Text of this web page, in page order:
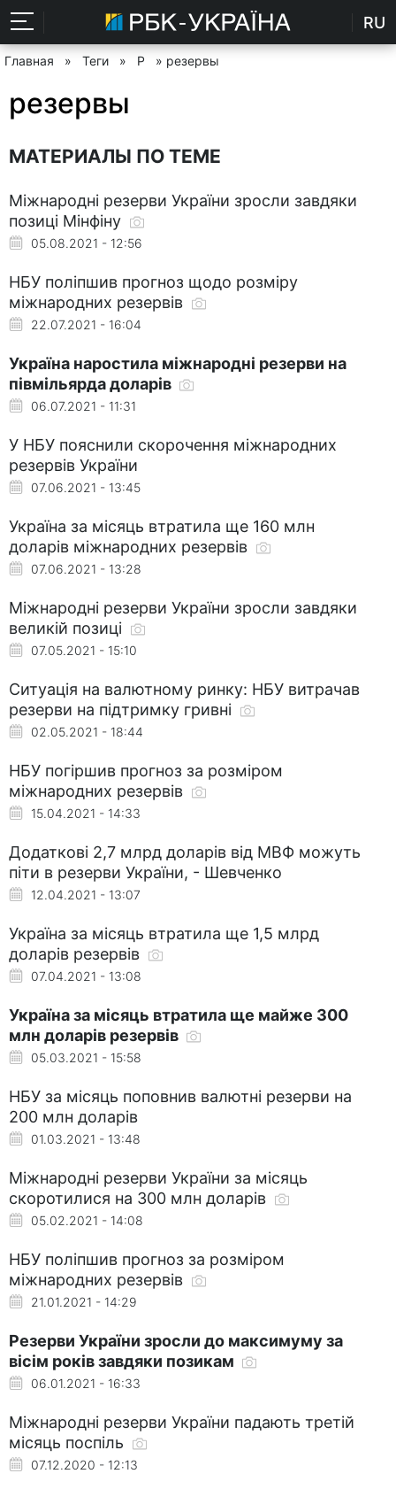
RU
Главная » Теги » Р » резервы
резервы
МАТЕРИАЛЫ ПО ТЕМЕ
Міжнародні резерви України зросли завдяки
позиці Мінфіну
05.08.2021 - 12:56
НБУ поліпшив прогноз щодо розміру
міжнародних резервів
22.07.2021 - 16:04
Україна наростила міжнародні резерви на
півмільярда доларів
06.07.2021 - 11:31
У НБУ пояснили скорочення міжнародних
резервів України
07.06.2021 - 13:45
Україна за місяць втратила ще 160 млн
доларів міжнародних резервів
07.06.2021 - 13:28
Міжнародні резерви України зросли завдяки
великій позиці
07.05.2021 - 15:10
Ситуація на валютному ринку: НБУ витрачав
резерви на підтримку гривні
02.05.2021 - 18:44
НБУ погіршив прогноз за розміром
міжнародних резервів
15.04.2021 - 14:33
Додаткові 2,7 млрд доларів від МВФ можуть
піти в резерви України, - Шевченко
12.04.2021 - 13:07
Україна за місяць втратила ще 1,5 млрд
доларів резервів
07.04.2021 - 13:08
Україна за місяць втратила ще майже 300
млн доларів резервів
05.03.2021 - 15:58
НБУ за місяць поповнив валютні резерви на
200 млн доларів
01.03.2021 - 13:48
Міжнародні резерви України за місяць
скоротилися на 300 млн доларів
05.02.2021 - 14:08
НБУ поліпшив прогноз за розміром
міжнародних резервів
21.01.2021 - 14:29
Резерви України зросли до максимуму за
вісім років завдяки позикам
06.01.2021 - 16:33
Міжнародні резерви України падають третій
місяць поспіль
07.12.2020 - 12:13